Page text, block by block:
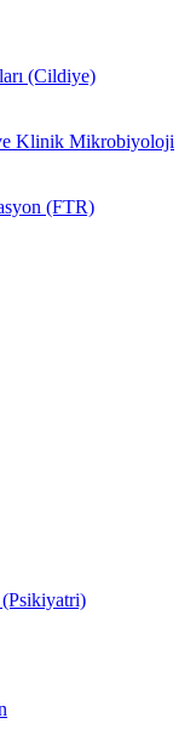
(Cildiye)
Klinik Mikrobiyoloji
(FTR)
(Psikiyatri)